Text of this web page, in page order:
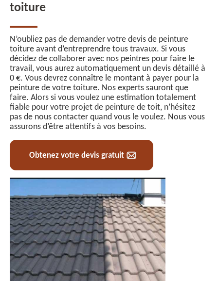
toiture
N’oubliez pas de demander votre devis de peinture
toiture avant d’entreprendre tous travaux. Si vous
décidez de collaborer avec nos peintres pour faire le
travail, vous aurez automatiquement un devis détaillé à
0 €. Vous devrez connaître le montant à payer pour la
peinture de votre toiture. Nos experts sauront que
faire. Alors si vous voulez une estimation totalement
fiable pour votre projet de peinture de toit, n’hésitez
pas de nous contacter quand vous le voulez. Nous vous
assurons d’être attentifs à vos besoins.
Obtenez votre devis gratuit